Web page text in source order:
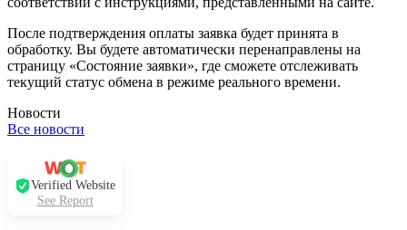
После подтверждения оплаты заявка будет принята в
обработку. Вы будете автоматически перенаправлены на
страницу «Состояние заявки», где сможете отслеживать
текущий статус обмена в режиме реального времени.
Новости
Все новости
Verified Website
See Report